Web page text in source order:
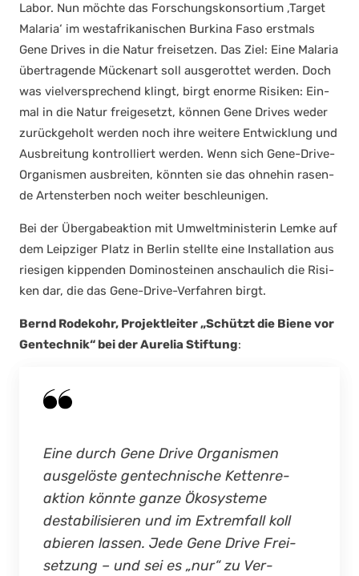
Labor. Nun möch­te das For­schungs­kon­sor­ti­um ‚Tar­get
Mala­ria‘ im west­afri­ka­ni­schen Bur­ki­na Faso erst­mals
Gene Dri­ves in die Natur frei­set­zen. Das Ziel: Eine Mala­ria
über­tra­gen­de Mücken­art soll aus­ge­rot­tet wer­den. Doch
was viel­ver­spre­chend klingt, birgt enor­me Risi­ken: Ein­
mal in die Natur frei­ge­setzt, kön­nen Gene Dri­ves weder
zurück­ge­holt wer­den noch ihre wei­te­re Ent­wick­lung und
Aus­brei­tung kon­trol­liert wer­den. Wenn sich Gene-Dri­ve-
Orga­nis­men aus­brei­ten, könn­ten sie das ohne­hin rasen­
de Arten­ster­ben noch wei­ter beschleu­ni­gen.
Bei der Über­ga­be­ak­ti­on mit Umwelt­mi­nis­te­rin Lem­ke auf
dem Leip­zi­ger Platz in Ber­lin stell­te eine Instal­la­ti­on aus
rie­si­gen kip­pen­den Domi­no­stei­nen anschau­lich die Risi­
ken dar, die das Gene-Dri­ve-Ver­fah­ren birgt.
Bernd Rodek­ohr, Pro­jekt­lei­ter „Schützt die Bie­ne vor
Gen­tech­nik“ bei der Aure­lia Stif­tung:
Eine durch Gene Dri­ve Orga­nis­men
aus­ge­lös­te gen­tech­ni­sche Ket­ten­re­
ak­ti­on könn­te gan­ze Öko­sys­te­me
desta­bi­li­sie­ren und im Extrem­fall kol­l
a­bie­ren las­sen. Jede Gene Dri­ve Frei­
set­zung – und sei es „nur“ zu Ver­